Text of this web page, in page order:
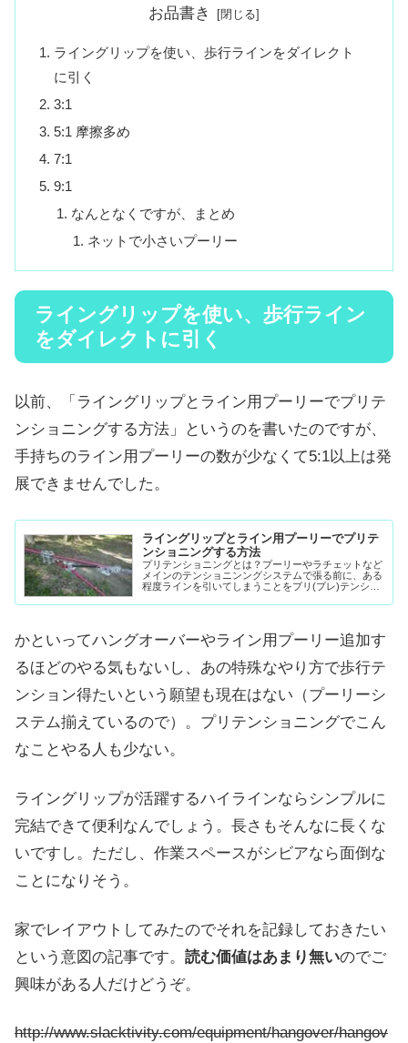
お品書き
ライングリップを使い、歩行ラインをダイレクト
に引く
3:1
5:1 摩擦多め
7:1
9:1
なんとなくですが、まとめ
ネットで小さいプーリー
ライングリップを使い、歩行ライン
をダイレクトに引く
以前、「ライングリップとライン用プーリーでプリテ
ンショニングする方法」というのを書いたのですが、
手持ちのライン用プーリーの数が少なくて5:1以上は発
展できませんでした。
ライングリップとライン用プーリーでプリテ
ンショニングする方法
プリテンショニングとは？プーリーやラチェットなど
メインのテンショニンングシステムで張る前に、ある
程度ラインを引いてしまうことをプリ(プレ)テンショ
かといってハングオーバーやライン用プーリー追加す
るほどのやる気もないし、あの特殊なやり方で歩行テ
ンション得たいという願望も現在はない（プーリーシ
ステム揃えているので）。プリテンショニングでこん
なことやる人も少ない。
ライングリップが活躍するハイラインならシンプルに
完結できて便利なんでしょう。長さもそんなに長くな
いですし。ただし、作業スペースがシビアなら面倒な
ことになりそう。
家でレイアウトしてみたのでそれを記録しておきたい
という意図の記事です。 読む価値はあまり無いのでご
興味がある人だけどうぞ。
http://www.slacktivity.com/equipment/hangover/hangov